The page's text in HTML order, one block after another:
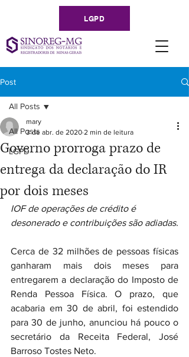
LGPD
Post
All Posts
LGPD
All Posts
Governo prorroga prazo de
entrega da declaração do IR
por dois meses
mary
3 de abr. de 2020 2 min de leitura
IOF de operações de crédito é
desonerado e contribuições são adiadas.
Cerca de 32 milhões de pessoas físicas
ganharam mais dois meses para
entregarem a declaração do Imposto de
Renda Pessoa Física. O prazo, que
acabaria em 30 de abril, foi estendido
para 30 de junho, anunciou há pouco o
secretário da Receita Federal, José
Barroso Tostes Neto.